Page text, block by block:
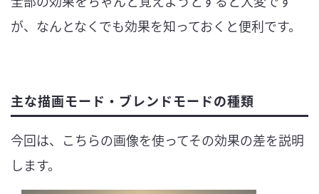
が、なんとなくでも効果を知っておくと便利です。
主な描画モード・ブレンドモードの種類
今回は、こちらの画像を使ってその効果の差を説明
します。